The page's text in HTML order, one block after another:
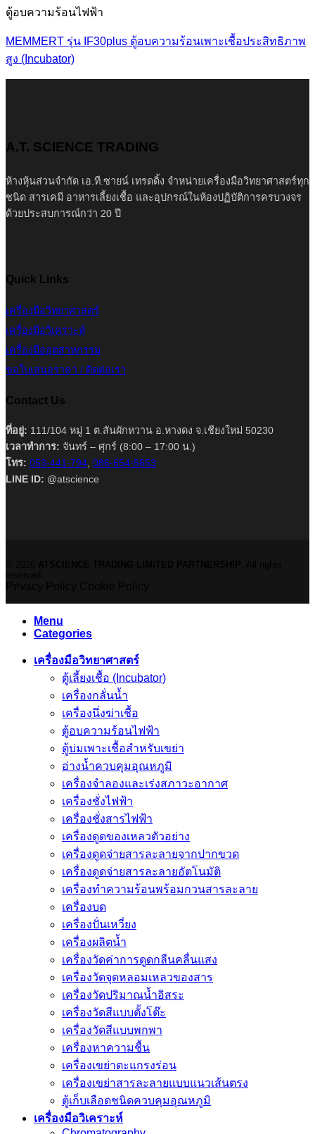
ตู้อบความร้อนไฟฟ้า
MEMMERT รุ่น IF30plus ตู้อบความร้อนเพาะเชื้อประสิทธิภาพ
สูง (Incubator)
A.T. SCIENCE TRADING
ห้างหุ้นส่วนจำกัด เอ.ที.ซายน์ เทรดดิ้ง จำหน่ายเครื่องมือวิทยาศาสตร์ทุก
ชนิด สารเคมี อาหารเลี้ยงเชื้อ และอุปกรณ์ในห้องปฏิบัติการครบวงจร
ด้วยประสบการณ์กว่า 20 ปี
Quick Links
เครื่องมือวิทยาศาสตร์
เครื่องมือวิเคราะห์
เครื่องมืออุตสาหกรรม
ขอใบเสนอราคา / ติดต่อเรา
Contact Us
ที่อยู่: 111/104 หมู่ 1 ต.สันผักหวาน อ.หางดง จ.เชียงใหม่ 50230
เวลาทำการ: จันทร์ – ศุกร์ (8:00 – 17:00 น.)
โทร: 053-441-794 086-654-5653
LINE ID: @atscience
Menu
Categories
เครื่องมือวิทยาศาสตร์
ตู้เลี้ยงเชื้อ (Incubator)
เครื่องกลั่นน้ำ
เครื่องนึ่งฆ่าเชื้อ
ตู้อบความร้อนไฟฟ้า
ตู้บ่มเพาะเชื้อสำหรับเขย่า
อ่างน้ำควบคุมอุณหภูมิ
เครื่องจำลองและเร่งสภาวะอากาศ
เครื่องชั่งไฟฟ้า
เครื่องชั่งสารไฟฟ้า
เครื่องดูดของเหลวตัวอย่าง
เครื่องดูดจ่ายสารละลายจากปากขวด
เครื่องดูดจ่ายสารละลายอัตโนมัติ
เครื่องทำความร้อนพร้อมกวนสารละลาย
เครื่องบด
เครื่องปั่นเหวี่ยง
เครื่องผลิตน้ำ
เครื่องวัดค่าการดูดกลืนคลื่นแสง
เครื่องวัดจุดหลอมเหลวของสาร
เครื่องวัดปริมาณน้ำอิสระ
เครื่องวัดสีแบบตั้งโต๊ะ
เครื่องวัดสีแบบพกพา
เครื่องหาความชื้น
เครื่องเขย่าตะแกรงร่อน
เครื่องเขย่าสารละลายแบบแนวเส้นตรง
ตู้เก็บเลือดชนิดควบคุมอุณหภูมิ
เครื่องมือวิเคราะห์